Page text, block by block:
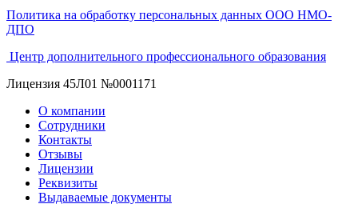
Политика на обработку персональных данных ООО НМО-
ДПО
Центр дополнительного профессионального образования
Лицензия 45Л01 №0001171
О компании
Сотрудники
Контакты
Отзывы
Лицензии
Реквизиты
Выдаваемые документы